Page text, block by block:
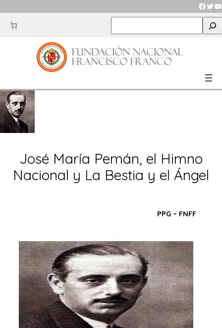
al
contenido
e
r
c
José María Pemán, el Himno
Nacional y La Bestia y el Ángel
PPG – FNFF